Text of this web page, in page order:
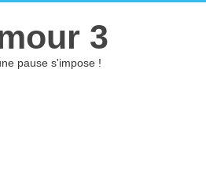
3
pause s'impose !